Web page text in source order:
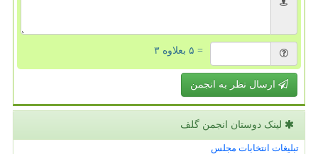
= ۵ بعلاوه ۳
ارسال نظر به انجمن
لینک دوستان انجمن گلف
تبلیغات انتخابات مجلس